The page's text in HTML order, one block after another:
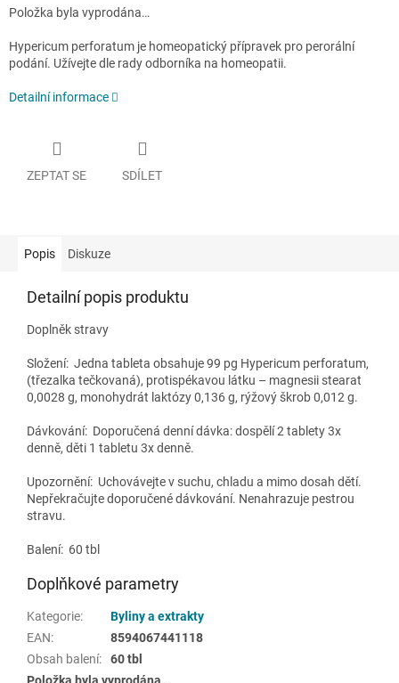
Položka byla vyprodána…
Hypericum perforatum je homeopatický přípravek pro perorální
podání. Užívejte dle rady odborníka na homeopatii.
Detailní informace
ZEPTAT SE SDÍLET
Popis Diskuze
Detailní popis produktu
Doplněk stravy
Složení: Jedna tableta obsahuje 99 pg Hypericum perforatum,
(třezalka tečkovaná), protispékavou látku – magnesii stearat
0,0028 g, monohydrát laktózy 0,136 g, rýžový škrob 0,012 g.
Dávkování: Doporučená denní dávka: dospělí 2 tablety 3x
denně, děti 1 tabletu 3x denně.
Upozornění: Uchovávejte v suchu, chladu a mimo dosah dětí.
Nepřekračujte doporučené dávkování. Nenahrazuje pestrou
stravu.
Balení: 60 tbl
Doplňkové parametry
Kategorie:
Byliny a extrakty
EAN:
8594067441118
Obsah balení:
60 tbl